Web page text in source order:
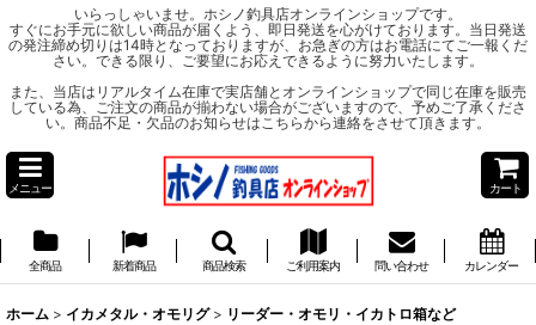
いらっしゃいませ。ホシノ釣具店オンラインショップです。
すぐにお手元に欲しい商品が届くよう、即日発送を心がけております。当日発送
の発注締め切りは14時となっておりますが、お急ぎの方はお電話にてご一報くだ
さい。できる限り、ご要望にお応えできるように努力いたします。
また、当店はリアルタイム在庫で実店舗とオンラインショップで同じ在庫を販売
している為、ご注文の商品が揃わない場合がございますので、予めご了承くださ
い。商品不足・欠品のお知らせはこちらから連絡をさせて頂きます。
メニュー カート
全商品 新着商品 商品検索 ご利用案内 問い合わせ カレンダー
ホーム > イカメタル・オモリグ > リーダー・オモリ・イカトロ箱など